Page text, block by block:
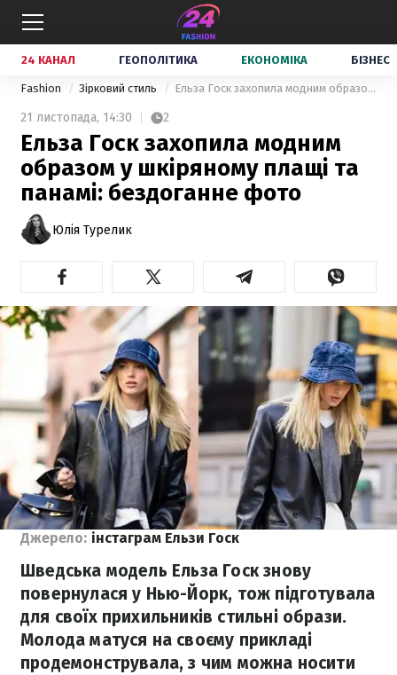
24 КАНАЛ ГЕОПОЛІТИКА ЕКОНОМІКА БІЗНЕС
Fashion Зірковий стиль Ельза Госк захопила модним образом у шкіряному плащі та панамі: бездоганне фото
21 листопада, 14:30 2
Ельза Госк захопила модним
образом у шкіряному плащі та
панамі: бездоганне фото
Юлія Турелик
Джерело: інстаграм Ельзи Госк
Шведська модель Ельза Госк знову
повернулася у Нью-Йорк, тож підготувала
для своїх прихильників стильні образи.
Молода матуся на своєму прикладі
продемонструвала, з чим можна носити